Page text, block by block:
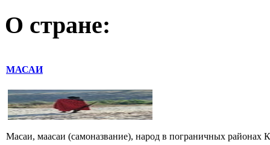
О стране:
МАСАИ
Масаи, маасаи (самоназвание), народ в пограничных